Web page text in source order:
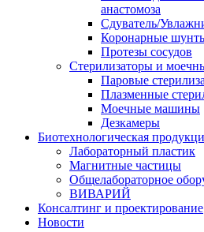
анастомоза
Сдуватель/
Коронарные
Протезы сосудов
Стерилизаторы и
Паровые
Плазменные
Моечные машины
Дезкамеры
Биотехнологическая
Лабораторный пластик
Магнитные частицы
Общелабораторное
ВИВАРИЙ
Консалтинг и проектирование
Новости